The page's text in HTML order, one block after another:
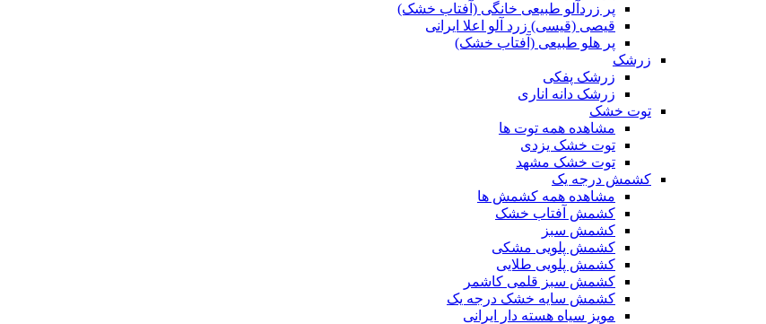
پر زردآلو طبیعی خانگی (آفتاب خشک)
قیصی (قیسی) زرد آلو اعلا ایرانی
پر هلو طبیعی (آفتاب خشک)
زرشک
زرشک پفکی
زرشک دانه اناری
توت خشک
مشاهده همه توت ها
توت خشک یزدی
توت خشک مشهد
کشمش درجه یک
مشاهده همه کشمش ها
کشمش آفتاب خشک
کشمش سبز
کشمش پلویی مشکی
کشمش پلویی طلایی
کشمش سبز قلمی کاشمر
کشمش سایه خشک درجه یک
مویز سیاه هسته دار ایرانی